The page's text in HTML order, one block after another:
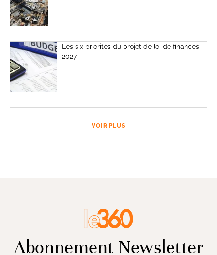
Les six priorités du projet de loi de finances
2027
VOIR PLUS
Abonnement Newsletter